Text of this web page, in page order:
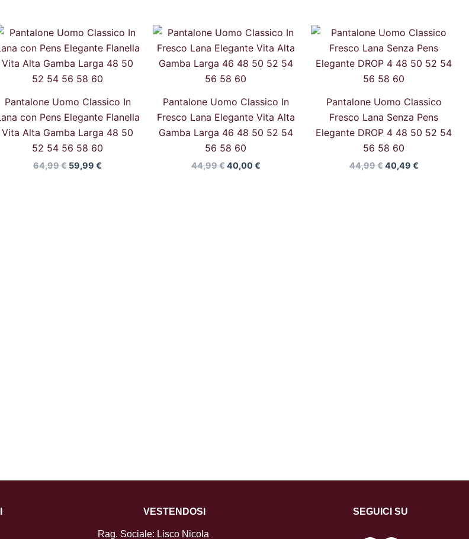
Pantalone Uomo Classico In
con Pens Elegante Flanella
Vita Alta Gamba Larga 48 50
52 54 56 58 60
64,99€
Il
prezzo
originale
era:
64,99 €.
59,99€
Il
prezzo
attuale
è:
Pantalone Uomo Classico In
Fresco Lana Elegante Vita Alta
Gamba Larga 46 48 50 52 54
56 58 60
44,99€
Il
prezzo
originale
era:
40,00€
Il
prezzo
attuale
è:
Pantalone Uomo Classico
Fresco Lana Senza Pens
Elegante DROP 4 48 50 52 54
56 58 60
44,99€
Il
prezzo
originale
era:
40,49 €
Il
prezzo
attuale
è:
VESTENDOSI
Rag. Sociale: Lisco Nicola
SEGUICI SU